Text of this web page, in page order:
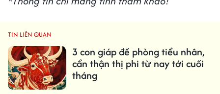
ngày 30/7/2020 cho thấy, Song Ngư biết cách
xây dựng hình ảnh của mình trước mặt người
khác, bên cạnh đó bạn có thể hoàn thành tốt
công việc được giao. Tình hình tài chính dư dả,